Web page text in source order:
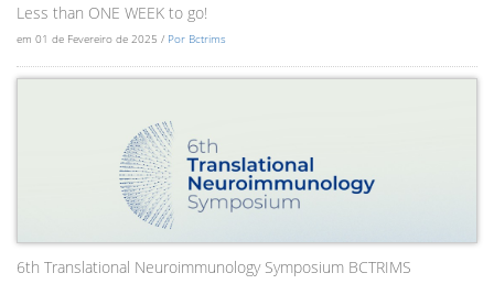
Less than ONE WEEK to go!
em 01 de Fevereiro de 2025 / Por Bctrims
6th Translational Neuroimmunology Symposium BCTRIMS